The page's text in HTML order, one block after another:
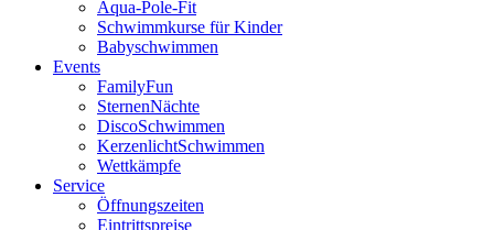
Aqua-Pole-Fit
Schwimmkurse für Kinder
Babyschwimmen
Events
FamilyFun
SternenNächte
DiscoSchwimmen
KerzenlichtSchwimmen
Wettkämpfe
Service
Öffnungszeiten
Eintrittspreise